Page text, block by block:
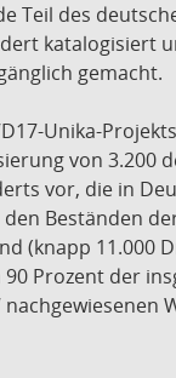
Teil des
katalogisiert
gemacht.
Unika-
von 3.200
vor, die in
Beständen
(knapp 11.000
90 Prozent der
nachgewiesenen